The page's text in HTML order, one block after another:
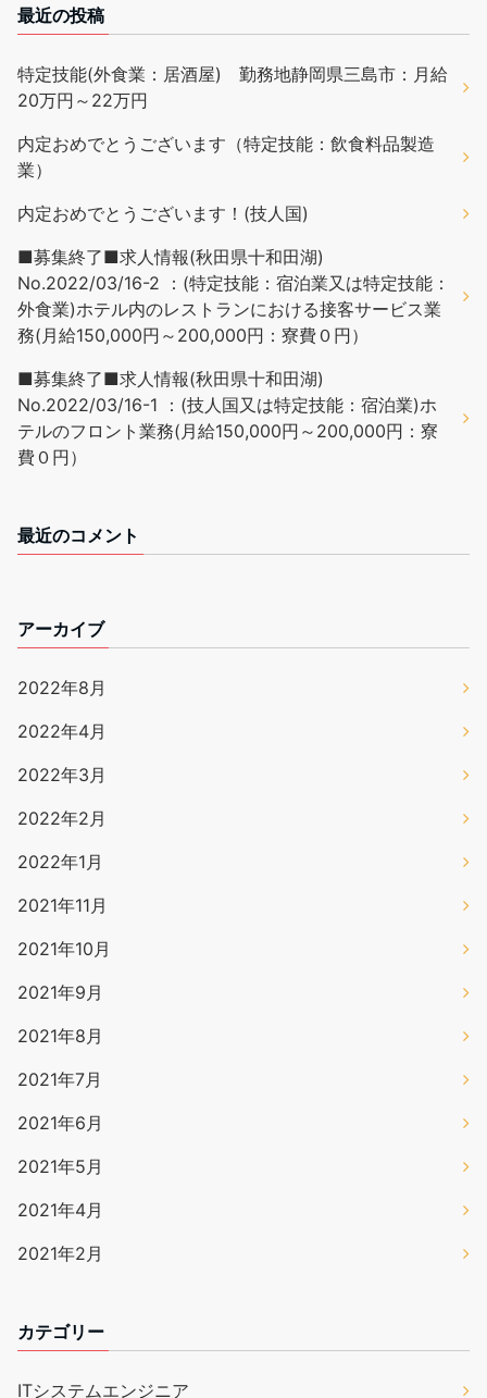
最近の投稿
特定技能(外食業：居酒屋) 勤務地静岡県三島市：月給
20万円～22万円
内定おめでとうございます（特定技能：飲食料品製造
業）
内定おめでとうございます！(技人国)
■募集終了■求人情報(秋田県十和田湖)
No.2022/03/16-2 ：(特定技能：宿泊業又は特定技能：
外食業)ホテル内のレストランにおける接客サービス業
務(月給150,000円～200,000円：寮費０円）
■募集終了■求人情報(秋田県十和田湖)
No.2022/03/16-1 ：(技人国又は特定技能：宿泊業)ホ
テルのフロント業務(月給150,000円～200,000円：寮
費０円）
最近のコメント
アーカイブ
2022年8月
2022年4月
2022年3月
2022年2月
2022年1月
2021年11月
2021年10月
2021年9月
2021年8月
2021年7月
2021年6月
2021年5月
2021年4月
2021年2月
カテゴリー
ITシステムエンジニア